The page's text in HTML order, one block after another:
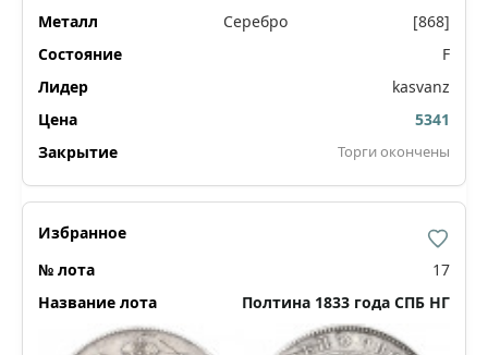
Серебро
[868]
F
kasvanz
5341
Торги окончены
17
Полтина 1833 года СПБ НГ